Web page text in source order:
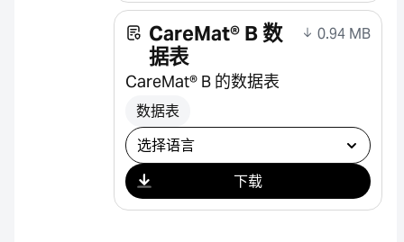
CareMat® B 数
据表
0.94 MB
CareMat® B 的数据表
数据表
选择下载
下载